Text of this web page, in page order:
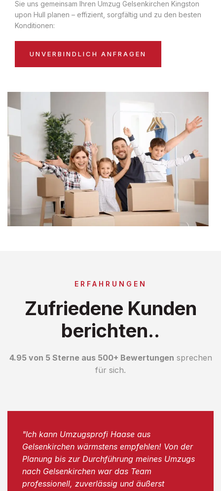
Sie uns gemeinsam Ihren Umzug Gelsenkirchen Kingston
upon Hull planen – effizient, sorgfältig und zu den besten
Konditionen:
UNVERBINDLICH ANFRAGEN
ERFAHRUNGEN
Zufriedene Kunden
berichten..
4.95 von 5 Sterne aus 500+ Bewertungen sprechen
für sich.
"Ich kann Umzugsprofi Haase aus
Gelsenkirchen wärmstens empfehlen! Von der
Planung bis zur Durchführung meines Umzugs
nach Gelsenkirchen war das Team
professionell, zuverlässig und äußerst